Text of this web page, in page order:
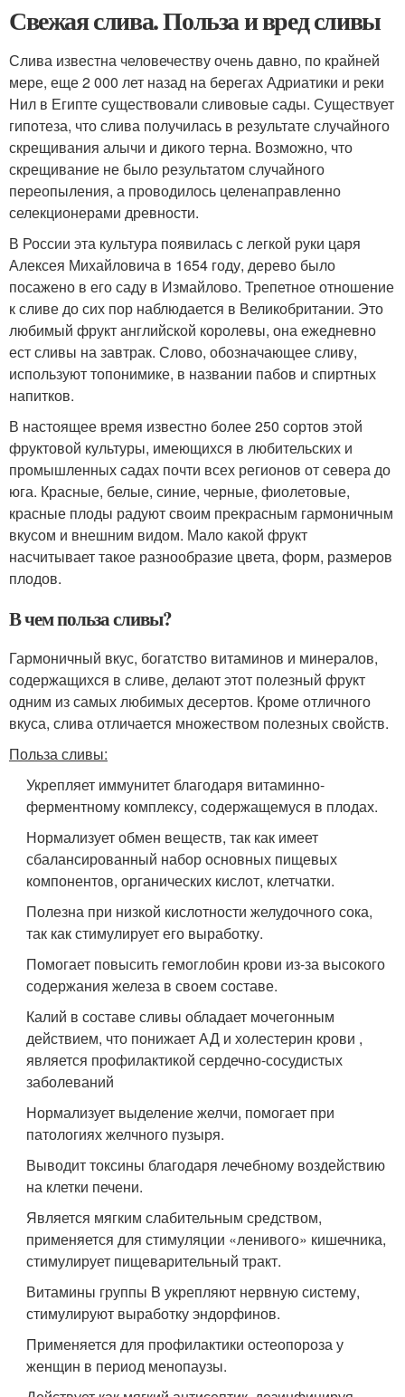
Свежая слива. Польза и вред сливы
Слива известна человечеству очень давно, по крайней
мере, еще 2 000 лет назад на берегах Адриатики и реки
Нил в Египте существовали сливовые сады. Существует
гипотеза, что слива получилась в результате случайного
скрещивания алычи и дикого терна. Возможно, что
скрещивание не было результатом случайного
переопыления, а проводилось целенаправленно
селекционерами древности.
В России эта культура появилась с легкой руки царя
Алексея Михайловича в 1654 году, дерево было
посажено в его саду в Измайлово. Трепетное отношение
к сливе до сих пор наблюдается в Великобритании. Это
любимый фрукт английской королевы, она ежедневно
ест сливы на завтрак. Слово, обозначающее сливу,
используют топонимике, в названии пабов и спиртных
напитков.
В настоящее время известно более 250 сортов этой
фруктовой культуры, имеющихся в любительских и
промышленных садах почти всех регионов от севера до
юга. Красные, белые, синие, черные, фиолетовые,
красные плоды радуют своим прекрасным гармоничным
вкусом и внешним видом. Мало какой фрукт
насчитывает такое разнообразие цвета, форм, размеров
плодов.
В чем польза сливы?
Гармоничный вкус, богатство витаминов и минералов,
содержащихся в сливе, делают этот полезный фрукт
одним из самых любимых десертов. Кроме отличного
вкуса, слива отличается множеством полезных свойств.
Польза сливы:
Укрепляет иммунитет благодаря витаминно-
ферментному комплексу, содержащемуся в плодах.
Нормализует обмен веществ, так как имеет
сбалансированный набор основных пищевых
компонентов, органических кислот, клетчатки.
Полезна при низкой кислотности желудочного сока,
так как стимулирует его выработку.
Помогает повысить гемоглобин крови из-за высокого
содержания железа в своем составе.
Калий в составе сливы обладает мочегонным
действием, что понижает АД и холестерин крови ,
является профилактикой сердечно-сосудистых
заболеваний
Нормализует выделение желчи, помогает при
патологиях желчного пузыря.
Выводит токсины благодаря лечебному воздействию
на клетки печени.
Является мягким слабительным средством,
применяется для стимуляции «ленивого» кишечника,
стимулирует пищеварительный тракт.
Витамины группы B укрепляют нервную систему,
стимулируют выработку эндорфинов.
Применяется для профилактики остеопороза у
женщин в период менопаузы.